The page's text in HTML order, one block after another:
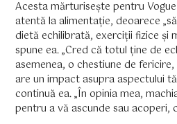
Acesta mărturisește pentru
atentă la alimentație, deoarece
dietă echilibrată, exerciții fizice și
spune ea. „Cred că totul ține de
asemenea, o chestiune de
are un impact asupra aspectului
continuă ea. „În opinia mea,
pentru a vă ascunde sau acoperi,